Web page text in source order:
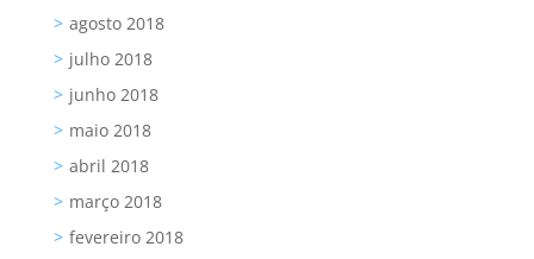
agosto 2018
julho 2018
junho 2018
maio 2018
abril 2018
março 2018
fevereiro 2018